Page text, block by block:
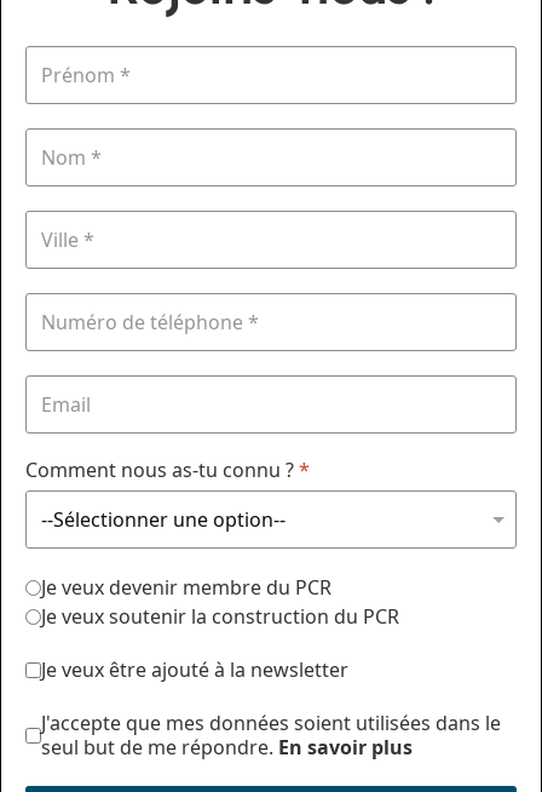
Comment nous as-tu connu ?*
Je veux devenir membre du PCR
Je veux soutenir la construction du PCR
Je veux être ajouté à la newsletter
J'accepte que mes données soient utilisées dans le
seul but de me répondre. En savoir plus